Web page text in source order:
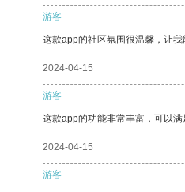
游客
这款app的社区氛围很温馨，让我
2024-04-15
游客
这款app的功能非常丰富，可以满
2024-04-15
游客